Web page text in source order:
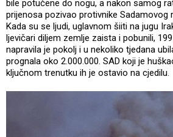
bile potučene do nogu, a nakon samog
prijenosa pozivao protivnike Sadamovog
Kada su se ljudi, uglavnom šiiti na jugu
ljevičari diljem zemlje zaista i pobunili,
napravila je pokolj i u nekoliko tjedana
prognala oko 2.000.000. SAD koji je
ključnom trenutku ih je ostavio na cjedilu.